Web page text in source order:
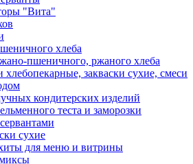
"Вита"
хлеба
пшеничного, ржаного хлеба
хлебопекарные, закваски сухие, смеси
кондитерских изделий
теста и заморозки
сухие
для меню и витрины